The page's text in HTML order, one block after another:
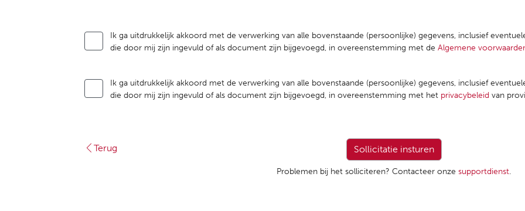
Ik ga uitdrukkelijk akkoord met de verwerking van alle bovenstaande (persoonlijke) gegevens, inclusief
die door mij zijn ingevuld of als document zijn bijgevoegd, in overeenstemming met de Algemene
Ik ga uitdrukkelijk akkoord met de verwerking van alle bovenstaande (persoonlijke) gegevens, inclusief
die door mij zijn ingevuld of als document zijn bijgevoegd, in overeenstemming met het privacybeleid van
Terug
Problemen bij het solliciteren? Contacteer onze supportdienst.